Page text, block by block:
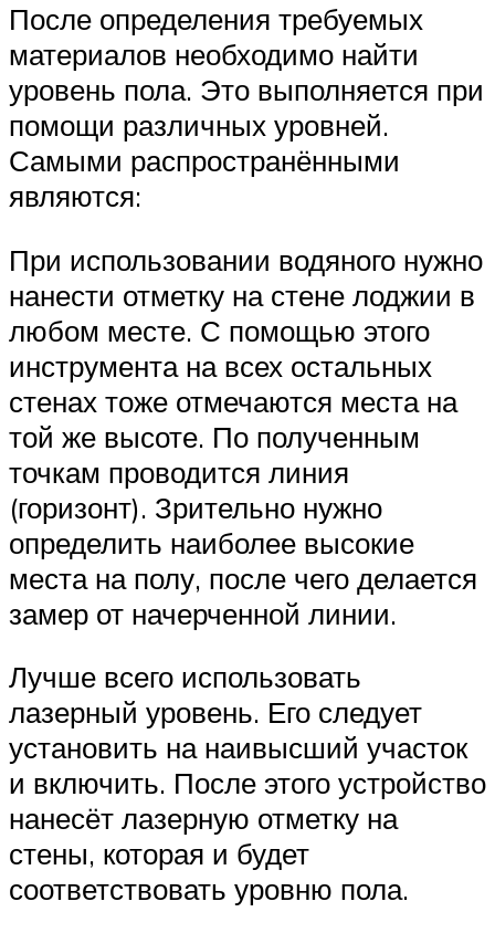
После определения требуемых
материалов необходимо найти
уровень пола. Это выполняется при
помощи различных уровней.
Самыми распространёнными
являются:
При использовании водяного нужно
нанести отметку на стене лоджии в
любом месте. С помощью этого
инструмента на всех остальных
стенах тоже отмечаются места на
той же высоте. По полученным
точкам проводится линия
(горизонт). Зрительно нужно
определить наиболее высокие
места на полу, после чего делается
замер от начерченной линии.
Лучше всего использовать
лазерный уровень. Его следует
установить на наивысший участок
и включить. После этого устройство
нанесёт лазерную отметку на
стены, которая и будет
соответствовать уровню пола.